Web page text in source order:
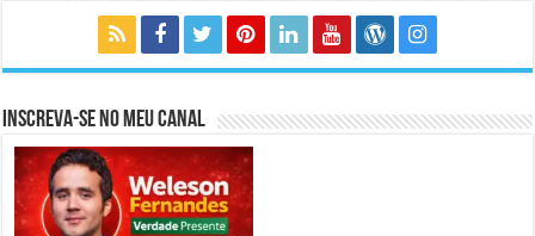
Inscreva-se no meu canal